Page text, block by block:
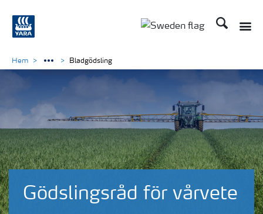
Sök
Gödslingsråd för vårvete
Hem Bladgödsling